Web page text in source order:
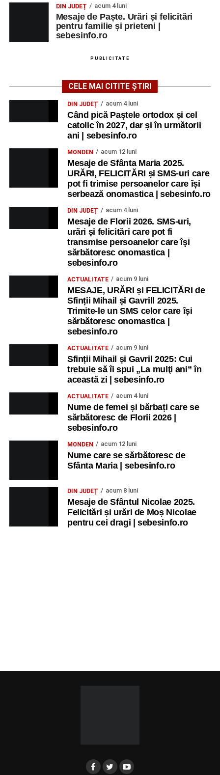
DIN JUDEȚ acum 4 luni
Mesaje de Paște. Urări și felicitări
pentru familie și prieteni |
sebesinfo.ro
PUBLICITATE
CELE MAI CITITE ȘTIRI
DIN JUDEȚ acum 4 luni
Când pică Paștele ortodox și cel
catolic în 2027, dar și în următorii
ani | sebesinfo.ro
MONDEN acum 12 luni
Mesaje de Sfânta Maria 2025.
URĂRI, FELICITĂRI și SMS-uri care
pot fi trimise persoanelor care își
serbează onomastica | sebesinfo.ro
DIN JUDEȚ acum 4 luni
Mesaje de Florii 2026. SMS-uri,
urări și felicitări care pot fi
transmise persoanelor care îşi
sărbătoresc onomastica |
sebesinfo.ro
ACTUALITATE acum 9 luni
MESAJE, URĂRI și FELICITĂRI de
Sfinții Mihail și Gavrill 2025.
Trimite-le un SMS celor care își
sărbătoresc onomastica |
sebesinfo.ro
ACTUALITATE acum 9 luni
Sfinții Mihail și Gavril 2025: Cui
trebuie să îi spui „La mulţi ani” în
această zi | sebesinfo.ro
ACTUALITATE acum 4 luni
Nume de femei și bărbați care se
sărbătoresc de Florii 2026 |
sebesinfo.ro
MONDEN acum 12 luni
Nume care se sărbătoresc de
Sfânta Maria | sebesinfo.ro
DIN JUDEȚ acum 8 luni
Mesaje de Sfântul Nicolae 2025.
Felicitări și urări de Moș Nicolae
pentru cei dragi | sebesinfo.ro